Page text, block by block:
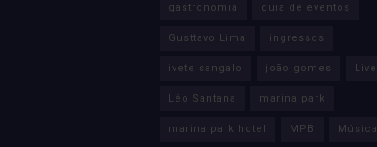
gastronomia guia de eventos
Gusttavo Lima ingressos
ivete sangalo joão gomes Live
Léo Santana marina park
marina park hotel MPB Música